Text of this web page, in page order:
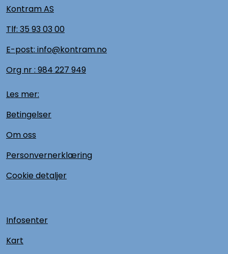
Kontram AS
Tlf: 35 93 03 00
E-post: info@kontram.no
Org nr : 984 227 949
Les mer:
Betingelser
Om oss
Personvernerklæring
Cookie detaljer
Infosenter
Kart